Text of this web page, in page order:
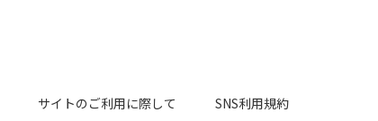
サイトのご利用に際して SNS利用規約